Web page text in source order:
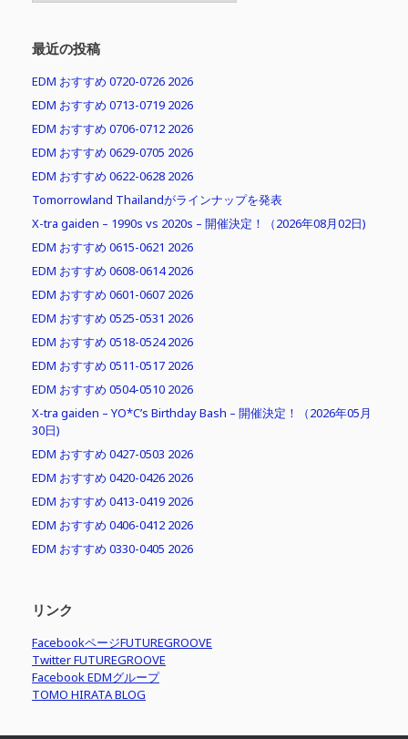
最近の投稿
EDM おすすめ 0720-0726 2026
EDM おすすめ 0713-0719 2026
EDM おすすめ 0706-0712 2026
EDM おすすめ 0629-0705 2026
EDM おすすめ 0622-0628 2026
Tomorrowland Thailandがラインナップを発表
X-tra gaiden – 1990s vs 2020s – 開催決定！（2026年08月02日)
EDM おすすめ 0615-0621 2026
EDM おすすめ 0608-0614 2026
EDM おすすめ 0601-0607 2026
EDM おすすめ 0525-0531 2026
EDM おすすめ 0518-0524 2026
EDM おすすめ 0511-0517 2026
EDM おすすめ 0504-0510 2026
X-tra gaiden – YO*C’s Birthday Bash – 開催決定！（2026年05月
30日)
EDM おすすめ 0427-0503 2026
EDM おすすめ 0420-0426 2026
EDM おすすめ 0413-0419 2026
EDM おすすめ 0406-0412 2026
EDM おすすめ 0330-0405 2026
リンク
FacebookページFUTUREGROOVE
Twitter FUTUREGROOVE
Facebook EDMグループ
TOMO HIRATA BLOG